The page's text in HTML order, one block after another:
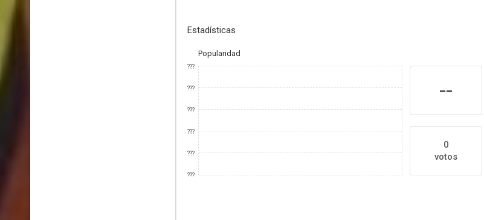
Estadísticas
Popularidad
???
???
???
???
???
???
--
0
votos